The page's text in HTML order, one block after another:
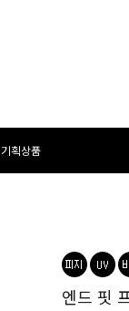
기획상품
엔드 핏